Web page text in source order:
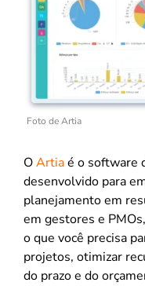
Foto de Artia
OArtiaé o software
desenvolvido para
planejamento em
em gestores e
o que você precisa
projetos, otimizar
do prazo e do